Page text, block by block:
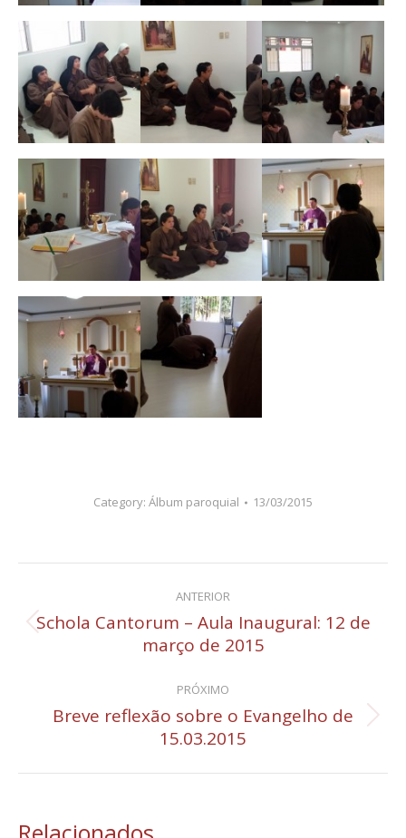
Category: Álbum paroquial 13/03/2015
Navegação
de
ANTERIOR
Post
anterior:
Schola Cantorum – Aula Inaugural: 12 de
março de 2015
PRÓXIMO
Próximo
post:
Breve reflexão sobre o Evangelho de
15.03.2015